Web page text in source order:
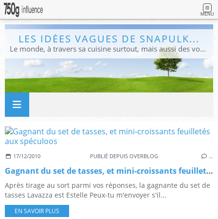
MENU
LES IDÉES VAGUES DE SNAPULK...
Le monde, à travers sa cuisine surtout, mais aussi des voyages, et des idées.
17/12/2010 PUBLIÉ DEPUIS OVERBLOG …
Gagnant du set de tasses, et mini-croissants feuilletés aux spéculoos
Après tirage au sort parmi vos réponses, la gagnante du set de
tasses Lavazza est Estelle Peux-tu m'envoyer s'il...
EN SAVOIR PLUS